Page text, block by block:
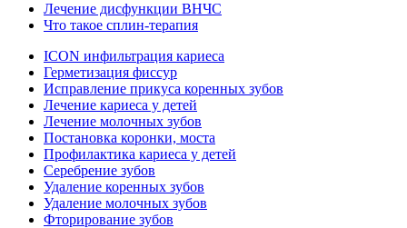
Лечение дисфункции ВНЧС
Что такое сплин-терапия
ICON инфильтрация кариеса
Герметизация фиссур
Исправление прикуса коренных зубов
Лечение кариеса у детей
Лечение молочных зубов
Постановка коронки, моста
Профилактика кариеса у детей
Серебрение зубов
Удаление коренных зубов
Удаление молочных зубов
Фторирование зубов